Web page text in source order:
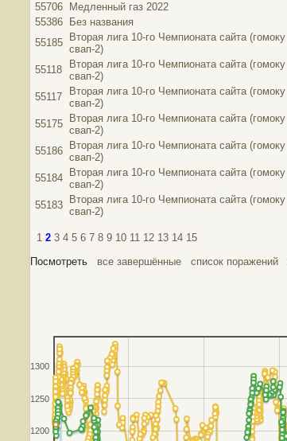
55706
Медленный газ 2022
55386
Без названия
55185
Вторая лига 10-го Чемпионата сайта (гомоку
свап-2)
55118
Вторая лига 10-го Чемпионата сайта (гомоку
свап-2)
55117
Вторая лига 10-го Чемпионата сайта (гомоку
свап-2)
55175
Вторая лига 10-го Чемпионата сайта (гомоку
свап-2)
55186
Вторая лига 10-го Чемпионата сайта (гомоку
свап-2)
55184
Вторая лига 10-го Чемпионата сайта (гомоку
свап-2)
55183
Вторая лига 10-го Чемпионата сайта (гомоку
свап-2)
1 2 3 4 5 6 7 8 9 10 11 12 13 14 15
Посмотреть все завершённые список поражений
1200
1250
1300